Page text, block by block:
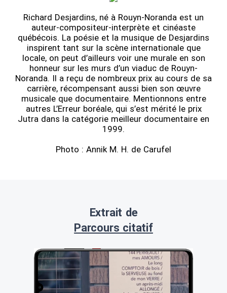
Richard Desjardins, né à Rouyn-Noranda est un
auteur-compositeur-interprète et cinéaste
québécois. La poésie et la musique de Desjardins
inspirent tant sur la scène internationale que
locale, on peut d’ailleurs voir une murale en son
honneur sur les murs d’un viaduc de Rouyn-
Noranda. Il a reçu de nombreux prix au cours de sa
carrière, récompensant aussi bien son œuvre
musicale que documentaire. Mentionnons entre
autres L’Erreur boréale, qui s’est mérité le prix
Jutra dans la catégorie meilleur documentaire en
1999.
Photo : Annik M. H. de Carufel
Extrait de
Parcours citatif